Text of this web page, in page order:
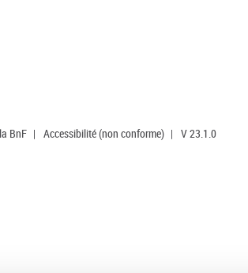
BnF | Accessibilité (non conforme) | V 23.1.0